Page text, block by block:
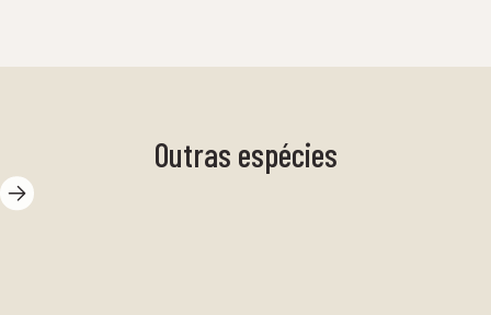
Outras espécies